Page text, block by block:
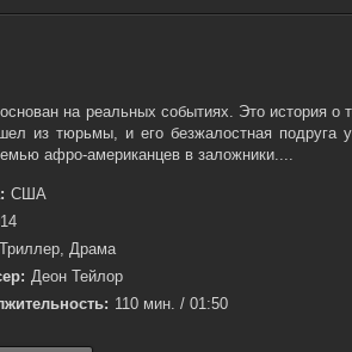
на реальных событиях. Это история о
из тюрьмы, и его безжалостная подруга
афро-американцев в заложники....
США
Триллер, Драма
Деон Тейлор
110 мин. / 01:50